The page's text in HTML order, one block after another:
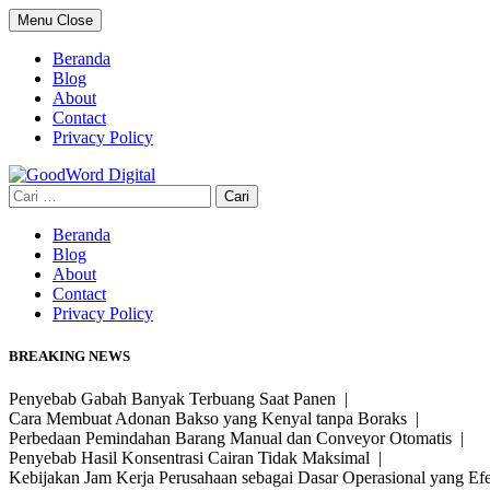
Skip
to
content
Menu Close
Beranda
Blog
About
Contact
Privacy Policy
Cari
untuk:
Beranda
Blog
About
Contact
Privacy Policy
BREAKING NEWS
Penyebab Gabah Banyak Terbuang Saat Panen |
Cara Membuat Adonan Bakso yang Kenyal tanpa Boraks |
Perbedaan Pemindahan Barang Manual dan Conveyor Otomatis |
Penyebab Hasil Konsentrasi Cairan Tidak Maksimal |
Kebijakan Jam Kerja Perusahaan sebagai Dasar Operasional yang